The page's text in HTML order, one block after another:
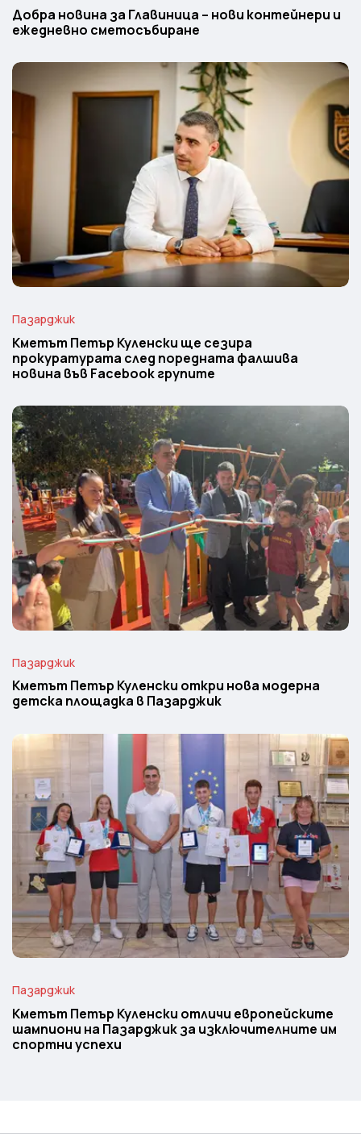
Добра новина за Главиница – нови контейнери и
ежедневно сметосъбиране
Пазарджик
Кметът Петър Куленски ще сезира
прокуратурата след поредната фалшива
новина във Facebook групите
Пазарджик
Кметът Петър Куленски откри нова модерна
детска площадка в Пазарджик
Пазарджик
Кметът Петър Куленски отличи европейските
шампиони на Пазарджик за изключителните им
спортни успехи